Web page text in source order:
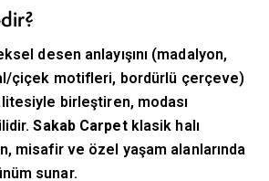
desen anlayışını (madalyon,
çiçek motifleri, bordürlü çerçeve)
birleştiren, modası
Sakab Carpetklasik halı
misafir ve özel yaşam alanlarında
sunar.